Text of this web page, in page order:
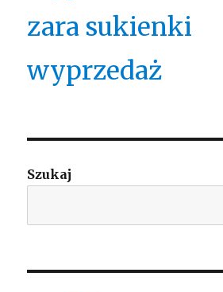
zara sukienki
wyprzedaż
Szukaj